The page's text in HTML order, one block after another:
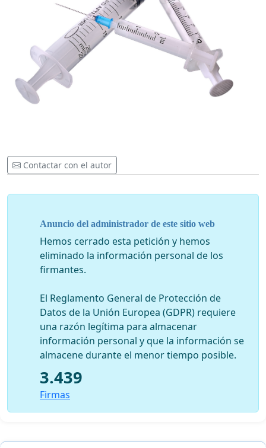
Contactar con el autor
Anuncio del administrador de este sitio web
Hemos cerrado esta petición y hemos
eliminado la información personal de los
firmantes.
El Reglamento General de Protección de
Datos de la Unión Europea (GDPR) requiere
una razón legítima para almacenar
información personal y que la información se
almacene durante el menor tiempo posible.
3.439
Firmas